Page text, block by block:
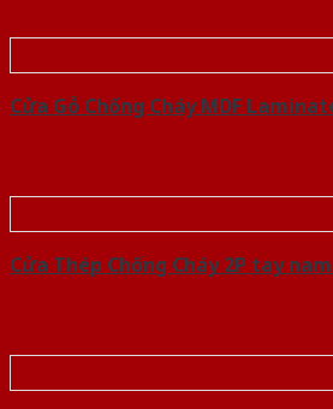
Cửa Gỗ Chống Cháy MDF
Cửa Thép Chống Cháy 2P tay